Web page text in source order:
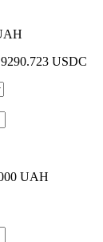
USDC
UAH